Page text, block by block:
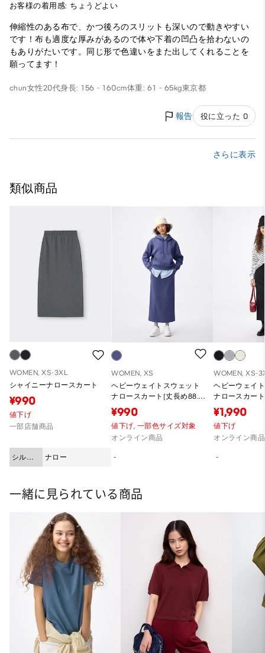
お客様の着用感: ちょうどよい
伸縮性のある布で、かつ後ろのスリットも深いので動きやすい
です！布も適度な厚みがあるので体や下着の凹凸を拾わないの
もありがたいです。同じ形で色違いをまた出してくれることを
願ってます！
chun女性20代身長: 156 - 160cm体重: 61 - 65kg東京都
報告 役に立った 0
さらに表示
類似商品
WOMEN, XS-3XL
シャイニーナロースカート
¥990
値下げ
一部店舗商品
シルエ
ット
ナロー
WOMEN, XS
ヘビーウェイトスウェット
ナロースカート(丈長め88.5
～95.5cm)
¥990
値下げ, 一部色サイズ対象
オンライン商品
-
WOMEN, XS-
ヘビーウェイ
ナロースカー
～95.5cm)
¥1,990
値下げ
オンライン商品
-
一緒に見られている商品